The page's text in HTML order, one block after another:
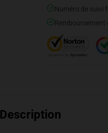
Numéro de suivi
Remboursement
Description